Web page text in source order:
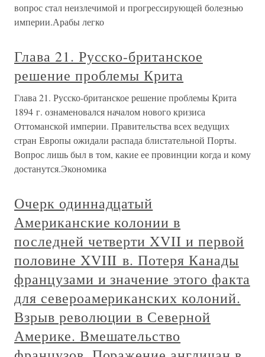
вопрос стал неизлечимой и прогрессирующей болезнью
империи.Арабы легко
Глава 21. Русско-британское
решение проблемы Крита
Глава 21. Русско-британское решение проблемы Крита
1894 г. ознаменовался началом нового кризиса
Оттоманской империи. Правительства всех ведущих
стран Европы ожидали распада блистательной Порты.
Вопрос лишь был в том, какие ее провинции когда и кому
достанутся.Экономика
Очерк одиннадцатый
Американские колонии в
последней четверти XVII и первой
половине XVIII в. Потеря Канады
французами и значение этого факта
для североамериканских колоний.
Взрыв революции в Северной
Америке. Вмешательство